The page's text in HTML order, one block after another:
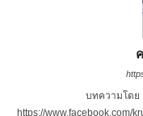
บทความโดย
https://www.facebook.com/